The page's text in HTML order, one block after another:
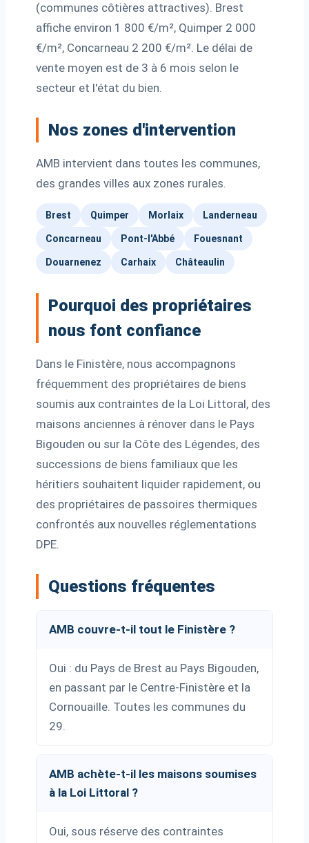
(communes côtières attractives). Brest
affiche environ 1 800 €/m², Quimper 2 000
€/m², Concarneau 2 200 €/m². Le délai de
vente moyen est de 3 à 6 mois selon le
secteur et l'état du bien.
Nos zones d'intervention
AMB intervient dans toutes les communes,
des grandes villes aux zones rurales.
Brest Quimper Morlaix Landerneau
Concarneau Pont-l'Abbé Fouesnant
Douarnenez Carhaix Châteaulin
Pourquoi des propriétaires
nous font confiance
Dans le Finistère, nous accompagnons
fréquemment des propriétaires de biens
soumis aux contraintes de la Loi Littoral, des
maisons anciennes à rénover dans le Pays
Bigouden ou sur la Côte des Légendes, des
successions de biens familiaux que les
héritiers souhaitent liquider rapidement, ou
des propriétaires de passoires thermiques
confrontés aux nouvelles réglementations
DPE.
Questions fréquentes
AMB couvre-t-il tout le Finistère ?
Oui : du Pays de Brest au Pays Bigouden,
en passant par le Centre-Finistère et la
Cornouaille. Toutes les communes du
29.
AMB achète-t-il les maisons soumises
à la Loi Littoral ?
Oui, sous réserve des contraintes